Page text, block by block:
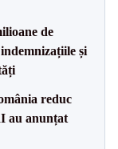
de
și
reduc
au anunțat